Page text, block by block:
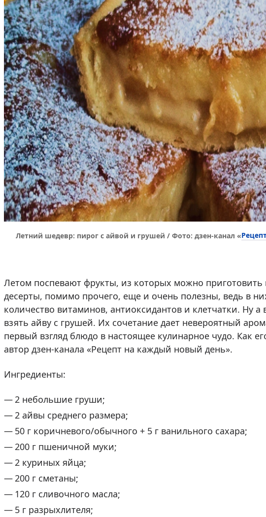
Летний шедевр: пирог с айвой и грушей / Фото: дзен-канал «
Летом поспевают фрукты, из которых можно
десерты, помимо прочего, еще и очень полезны, ведь в
количество витаминов, антиоксидантов и клетчатки. Ну
взять айву с грушей. Их сочетание дает невероятный
первый взгляд блюдо в настоящее кулинарное чудо. Как
автор дзен-канала «Рецепт на каждый новый день».
Ингредиенты:
2 небольшие груши;
2 айвы среднего размера;
50 г коричневого/обычного + 5 г ванильного сахара;
200 г пшеничной муки;
2 куриных яйца;
200 г сметаны;
120 г сливочного масла;
5 г разрыхлителя;